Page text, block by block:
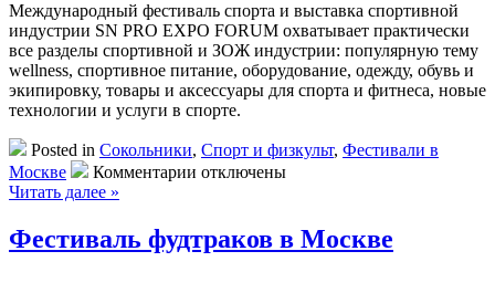
Москве
Международный фестиваль спорта и выставка спортивной
индустрии SN PRO EXPO FORUM охватывает практически
все разделы спортивной и ЗОЖ индустрии: популярную тему
wellness, спортивное питание, оборудование, одежду, обувь и
экипировку, товары и аксессуары для спорта и фитнеса, новые
технологии и услуги в спорте.
Posted in Сокольники, Спорт и физкульт, Фестивали в
Москве
Комментарии к
спорта
отключены
Читать далее »
Фестиваль фудтраков в Москве